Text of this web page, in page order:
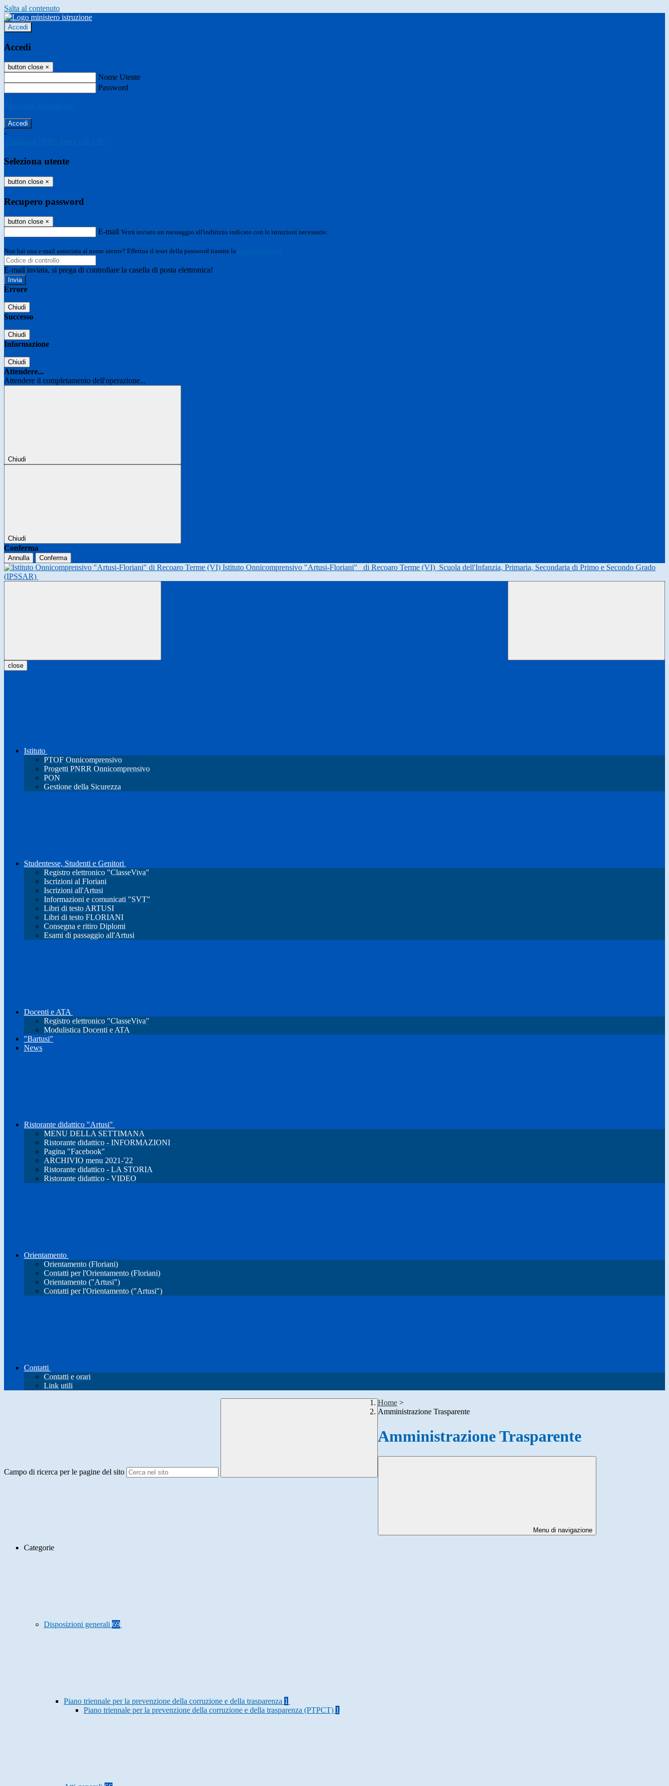
Salta al contenuto
Accedi
Accedi
button close ×
Nome Utente
Password
-
Seleziona utente
button close ×
Recupero password
button close ×
E-mail Verrà inviato un messaggio all'indirizzo indicato con le istruzioni necessarie.
Non hai una e-mail associata al nome utente? Effettua il reset della password tramite la
E-mail inviata, si prega di controllare la casella di posta elettronica!
Errore
Chiudi
Successo
Chiudi
Informazione
Chiudi
Attendere...
Attendere il completamento dell'operazione...
Chiudi
Chiudi
Conferma
Annulla Conferma
Istituto Onnicomprensivo "Artusi-Floriani" di Recoaro Terme (VI) Scuola dell'Infanzia, Primaria, Secondaria di Primo e Secondo Grado
(IPSSAR)
close
Istituto
PTOF Onnicomprensivo
Progetti PNRR Onnicomprensivo
PON
Gestione della Sicurezza
Studentesse, Studenti e Genitori
Registro elettronico "ClasseViva"
Iscrizioni al Floriani
Iscrizioni all'Artusi
Informazioni e comunicati "SVT"
Libri di testo ARTUSI
Libri di testo FLORIANI
Consegna e ritiro Diplomi
Esami di passaggio all'Artusi
Docenti e ATA
Registro elettronico "ClasseViva"
Modulistica Docenti e ATA
"Bartusi"
News
Ristorante didattico "Artusi"
MENU DELLA SETTIMANA
Ristorante didattico - INFORMAZIONI
Pagina "Facebook"
ARCHIVIO menu 2021-'22
Ristorante didattico - LA STORIA
Ristorante didattico - VIDEO
Orientamento
Orientamento (Floriani)
Contatti per l'Orientamento (Floriani)
Orientamento ("Artusi")
Contatti per l'Orientamento ("Artusi")
Contatti
Contatti e orari
Link utili
Campo di ricerca per le pagine del sito
Home >
Amministrazione Trasparente
Amministrazione Trasparente
Menu di navigazione
Categorie
Disposizioni generali 69
Piano triennale per la prevenzione della corruzione e della trasparenza 1
Piano triennale per la prevenzione della corruzione e della trasparenza (PTPCT) 1